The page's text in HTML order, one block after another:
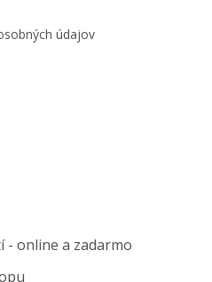
údajov
online a zadarmo